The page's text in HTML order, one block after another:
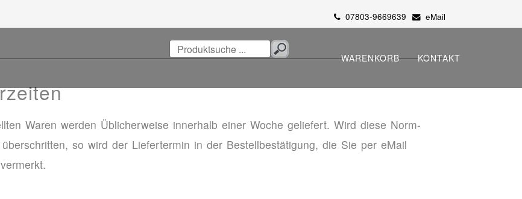
eMail
07803-9669639
WARENKORB KONTAKT
Waren werden Üblicherweise innerhalb einer Woche geliefert. Wird diese Norm-
so wird der Liefertermin in der Bestellbestätigung, die Sie per eMail